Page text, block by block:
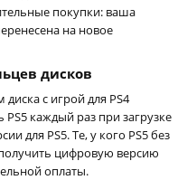
покупки: ваша
на новое
дисков
с игрой для PS4
PS5 каждый раз при загрузке
для PS5. Те, у кого PS5 без
цифровую версию
оплаты.